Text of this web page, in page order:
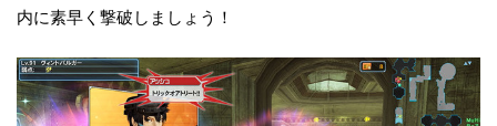
内に素早く撃破しましょう！